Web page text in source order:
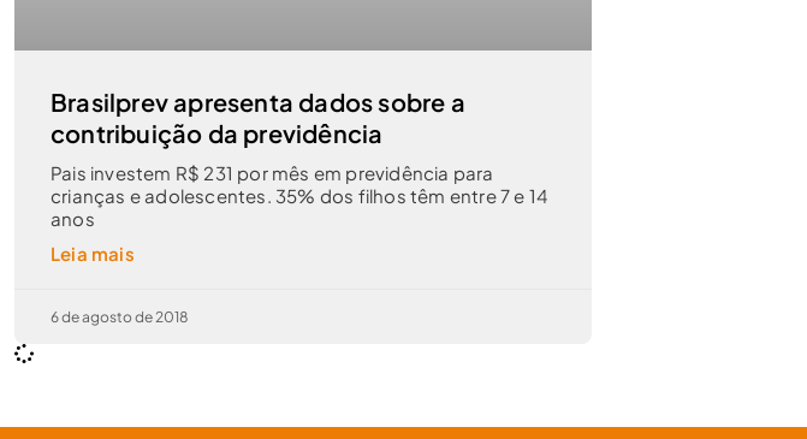
Brasilprev apresenta dados sobre a
contribuição da previdência
Pais investem R$ 231 por mês em previdência para
crianças e adolescentes. 35% dos filhos têm entre 7 e 14
anos
Leia mais
6 de agosto de 2018